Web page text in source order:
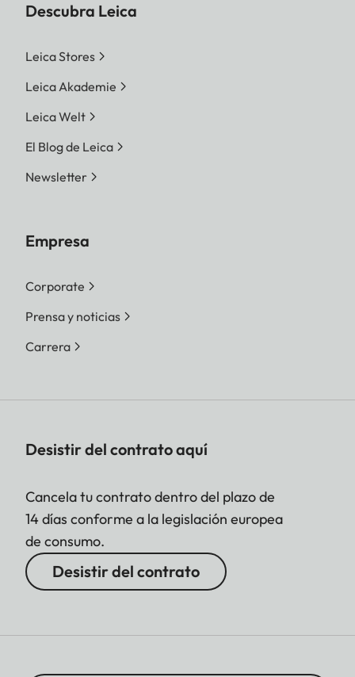
Descubra Leica
Leica Stores
Leica Akademie
Leica Welt
El Blog de Leica
Newsletter
Empresa
Corporate
Prensa y noticias
Carrera
Desistir del contrato aquí
Cancela tu contrato dentro del plazo de
14 días conforme a la legislación europea
de consumo.
Desistir del contrato